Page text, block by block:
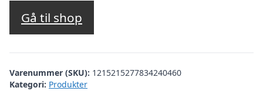
Gå til shop
Varenummer (SKU): 1215215277834240460
Kategori: Produkter